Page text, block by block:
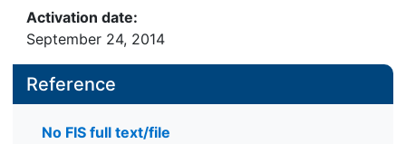
Activation date:
September 24, 2014
Reference
No FIS full text/file